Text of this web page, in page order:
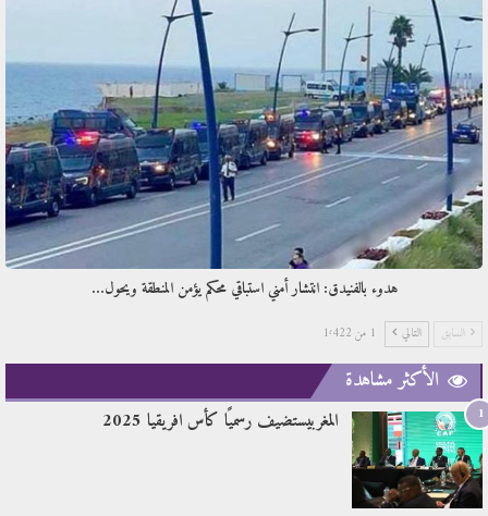
هدوء بالفنيدق: انتشار أمني استباقي محكم يؤمن المنطقة ويحول…
السابق التالي 1 من 1٬422
الأكثر مشاهدة
1 المغربيستضيف رسميًا كأس افريقيا 2025